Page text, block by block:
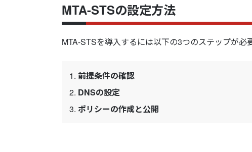
MTA-STSの設定方法
MTA-STSを導入するには以下の3つのステップが必
前提条件の確認
DNSの設定
ポリシーの作成と公開